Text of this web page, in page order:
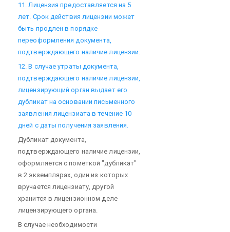
11. Лицензия предоставляется на 5
лет. Срок действия лицензии может
быть продлен в порядке
переоформления документа,
подтверждающего наличие лицензии.
12. В случае утраты документа,
подтверждающего наличие лицензии,
лицензирующий орган выдает его
дубликат на основании письменного
заявления лицензиата в течение 10
дней с даты получения заявления.
Дубликат документа,
подтверждающего наличие лицензии,
оформляется с пометкой "дубликат"
в 2 экземплярах, один из которых
вручается лицензиату, другой
хранится в лицензионном деле
лицензирующего органа.
В случае необходимости